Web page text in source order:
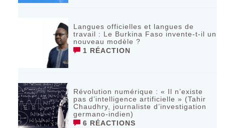
Langues officielles et langues de
travail : Le Burkina Faso invente-t-il un
nouveau modèle ?
1 RÉACTION
Révolution numérique : « Il n’existe
pas d’intelligence artificielle » (Tahir
Chaudhry, journaliste d’investigation
germano-indien)
6 RÉACTIONS